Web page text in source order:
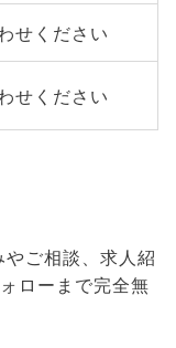
せください
せください
ご相談、求人紹
ローまで完全無